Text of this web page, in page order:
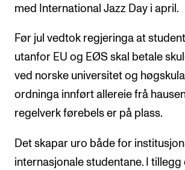
Arrangementer for ansatte
Låne utstyr – lyd, lys og video
Konsertopptak
ORGANISASJON
Aktuelle saker
med International Jazz Day i april.
Før jul vedtok regjeringa at
utanfor EU og EØS skal betale
ved norske universitet og
ordninga innført allereie frå
regelverk førebels er på plass.
Det skapar uro både for
internasjonale studentane. I